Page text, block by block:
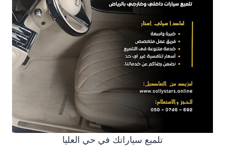
تلميع سياراتك في حي العليا